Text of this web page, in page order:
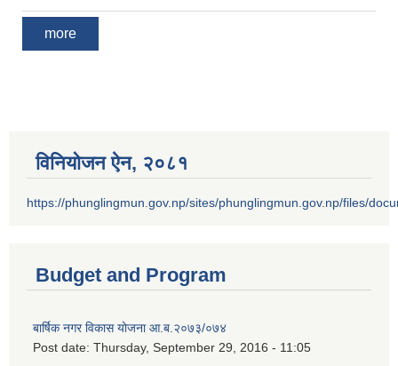
more
विनियोजन ऐन‚ २०८१
https://phunglingmun.gov.np/sites/phunglingmun.gov.np/files/
Budget and Program
बार्षिक नगर विकास योजना आ.ब.२०७३/०७४
Post date: Thursday, September 29, 2016 - 11:05